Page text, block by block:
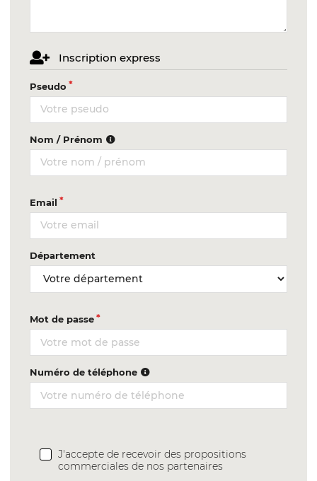
Inscription express
Pseudo
Nom / Prénom
Email
Département
Mot de passe
Numéro de téléphone
J'accepte de recevoir des propositions
commerciales de nos partenaires